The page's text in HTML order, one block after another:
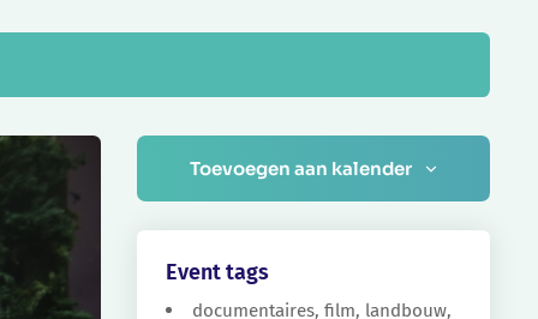
Toevoegen aan kalender
Event tags
documentaires,film, landbouw,